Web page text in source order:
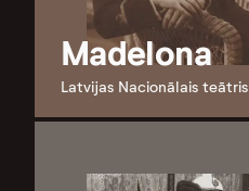
Madelona
Latvijas Nacionālais teātris